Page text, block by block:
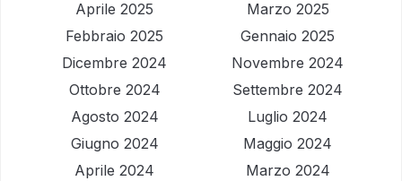
Aprile 2025
Marzo 2025
Febbraio 2025
Gennaio 2025
Dicembre 2024
Novembre 2024
Ottobre 2024
Settembre 2024
Agosto 2024
Luglio 2024
Giugno 2024
Maggio 2024
Aprile 2024
Marzo 2024